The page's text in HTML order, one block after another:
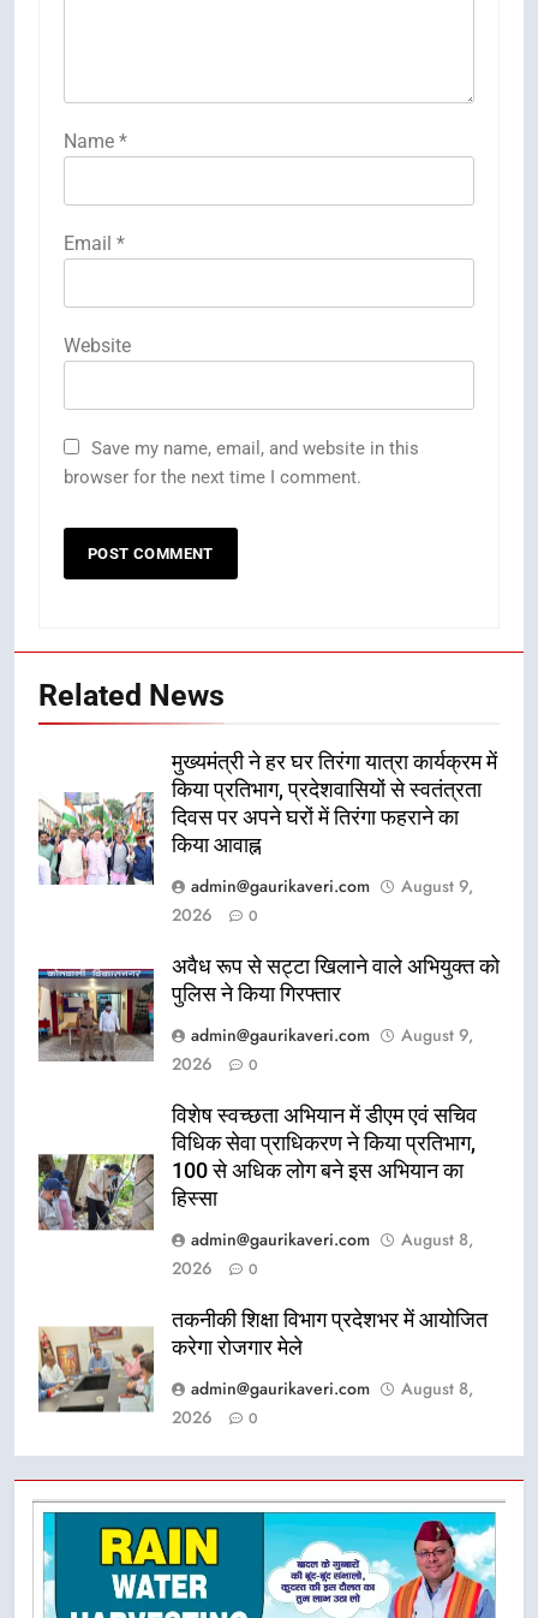
Name *
Email *
Website
Save my name, email, and website in this
browser for the next time I comment.
Related News
मुख्यमंत्री ने हर घर तिरंगा यात्रा कार्यक्रम में
किया प्रतिभाग, प्रदेशवासियों से स्वतंत्रता
दिवस पर अपने घरों में तिरंगा फहराने का
किया आवाह्न
admin@gaurikaveri.com
August 9,
2026
0
अवैध रूप से सट्टा खिलाने वाले अभियुक्त को
पुलिस ने किया गिरफ्तार
admin@gaurikaveri.com
August 9,
2026
0
विशेष स्वच्छता अभियान में डीएम एवं सचिव
विधिक सेवा प्राधिकरण ने किया प्रतिभाग,
100 से अधिक लोग बने इस अभियान का
हिस्सा
admin@gaurikaveri.com
August 8,
2026
0
तकनीकी शिक्षा विभाग प्रदेशभर में आयोजित
करेगा रोजगार मेले
admin@gaurikaveri.com
August 8,
2026
0